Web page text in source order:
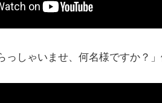
っしゃいませ、何名様ですか？